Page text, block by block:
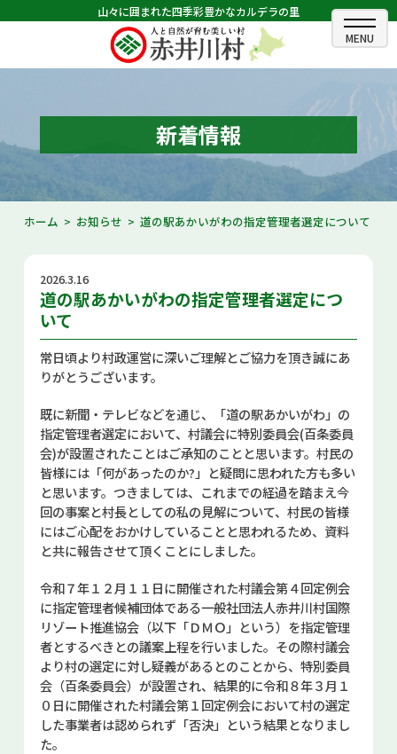
山々に囲まれた四季彩豊かなカルデラの里
ホーム
むらのできごと
むらのプロフィール
くらしの情報
ふるさと納税
観光・イベント情報
あかいがわ広報
お問い合せ
Select Language▼
新着情報
ホーム お知らせ 道の駅あかいがわの指定管理者選定について
2026.3.16
道の駅あかいがわの指定管理者選定につ
いて
常日頃より村政運営に深いご理解とご協力を頂き誠にあ
りがとうございます。
既に新聞・テレビなどを通じ、「道の駅あかいがわ」の
指定管理者選定において、村議会に特別委員会(百条委員
会)が設置されたことはご承知のことと思います。村民の
皆様には「何があったのか?」と疑問に思われた方も多い
と思います。つきましては、これまでの経過を踏まえ今
回の事案と村長としての私の見解について、村民の皆様
にはご心配をおかけしていることと思われるため、資料
と共に報告させて頂くことにしました。
令和７年１２月１１日に開催された村議会第４回定例会
に指定管理者候補団体である一般社団法人赤井川村国際
リゾート推進協会（以下「ＤＭＯ」という）を指定管理
者とするべきとの議案上程を行いました。その際村議会
より村の選定に対し疑義があるとのことから、特別委員
会（百条委員会）が設置され、結果的に令和８年３月１
０日に開催された村議会第１回定例会において村の選定
した事業者は認められず「否決」という結果となりまし
た。